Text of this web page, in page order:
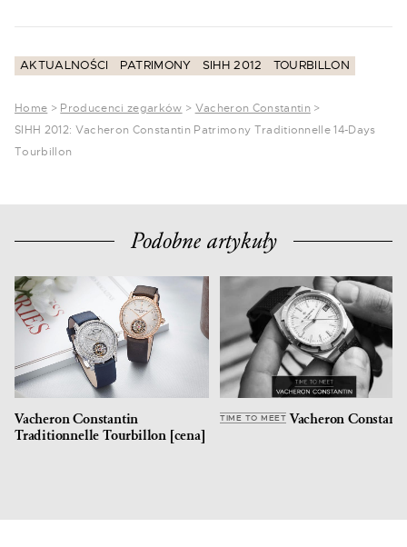
AKTUALNOŚCI PATRIMONY SIHH 2012 TOURBILLON
Home > Producenci zegarków > Vacheron Constantin >
SIHH 2012: Vacheron Constantin Patrimony Traditionnelle 14-Days
Tourbillon
Podobne artykuły
Vacheron Constantin
Traditionnelle Tourbillon [cena]
TIME TO MEET Vacheron